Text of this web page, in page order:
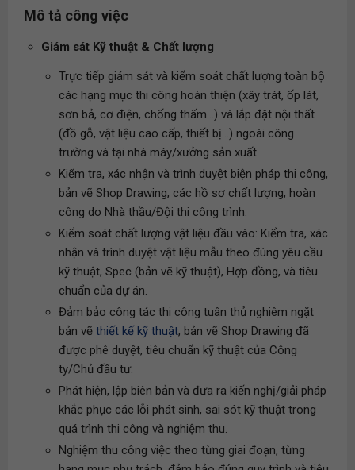
Mô tả công việc
Giám sát Kỹ thuật & Chất lượng
Trực tiếp giám sát và kiểm soát chất lượng toàn bộ
các hạng mục thi công hoàn thiện (xây trát, ốp lát,
sơn bả, cơ điện, chống thấm...) và lắp đặt nội thất
(đồ gỗ, vật liệu cao cấp, thiết bị...) ngoài công
trường và tại nhà máy/xưởng sản xuất.
Kiểm tra, xác nhận và trình duyệt biện pháp thi công,
bản vẽ Shop Drawing, các hồ sơ chất lượng, hoàn
công do Nhà thầu/Đội thi công trình.
Kiểm soát chất lượng vật liệu đầu vào: Kiểm tra, xác
nhận và trình duyệt vật liệu mẫu theo đúng yêu cầu
kỹ thuật, Spec (bản vẽ kỹ thuật), Hợp đồng, và tiêu
chuẩn của dự án.
Đảm bảo công tác thi công tuân thủ nghiêm ngặt
bản vẽ thiết kế kỹ thuật, bản vẽ Shop Drawing đã
được phê duyệt, tiêu chuẩn kỹ thuật của Công
ty/Chủ đầu tư.
Phát hiện, lập biên bản và đưa ra kiến nghị/giải pháp
khắc phục các lỗi phát sinh, sai sót kỹ thuật trong
quá trình thi công và nghiệm thu.
Nghiệm thu công việc theo từng giai đoạn, từng